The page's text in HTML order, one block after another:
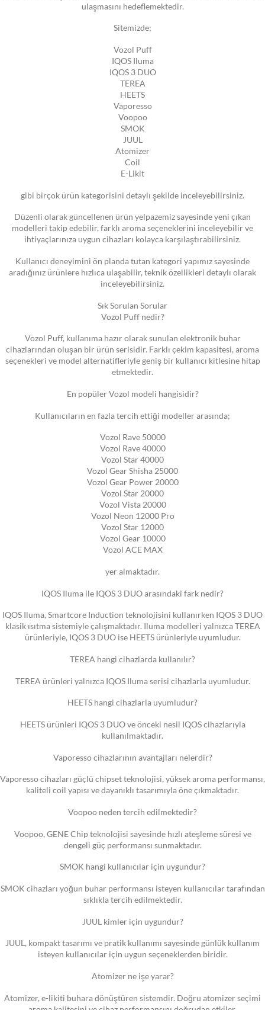
ulaşmasını hedeflemektedir.
Sitemizde;
Vozol Puff
IQOS Iluma
IQOS 3 DUO
TEREA
HEETS
Vaporesso
Voopoo
SMOK
JUUL
Atomizer
Coil
E-Likit
gibi birçok ürün kategorisini detaylı şekilde inceleyebilirsiniz.
Düzenli olarak güncellenen ürün yelpazemiz sayesinde yeni çıkan
modelleri takip edebilir, farklı aroma seçeneklerini inceleyebilir ve
ihtiyaçlarınıza uygun cihazları kolayca karşılaştırabilirsiniz.
Kullanıcı deneyimini ön planda tutan kategori yapımız sayesinde
aradığınız ürünlere hızlıca ulaşabilir, teknik özellikleri detaylı olarak
inceleyebilirsiniz.
Sık Sorulan Sorular
Vozol Puff nedir?
Vozol Puff, kullanıma hazır olarak sunulan elektronik buhar
cihazlarından oluşan bir ürün serisidir. Farklı çekim kapasitesi, aroma
seçenekleri ve model alternatifleriyle geniş bir kullanıcı kitlesine hitap
etmektedir.
En popüler Vozol modeli hangisidir?
Kullanıcıların en fazla tercih ettiği modeller arasında;
Vozol Rave 50000
Vozol Rave 40000
Vozol Star 40000
Vozol Gear Shisha 25000
Vozol Gear Power 20000
Vozol Star 20000
Vozol Vista 20000
Vozol Neon 12000 Pro
Vozol Star 12000
Vozol Gear 10000
Vozol ACE MAX
yer almaktadır.
IQOS Iluma ile IQOS 3 DUO arasındaki fark nedir?
IQOS Iluma, Smartcore Induction teknolojisini kullanırken IQOS 3 DUO
klasik ısıtma sistemiyle çalışmaktadır. Iluma modelleri yalnızca TEREA
ürünleriyle, IQOS 3 DUO ise HEETS ürünleriyle uyumludur.
TEREA hangi cihazlarda kullanılır?
TEREA ürünleri yalnızca IQOS Iluma serisi cihazlarla uyumludur.
HEETS hangi cihazlarla uyumludur?
HEETS ürünleri IQOS 3 DUO ve önceki nesil IQOS cihazlarıyla
kullanılmaktadır.
Vaporesso cihazlarının avantajları nelerdir?
Vaporesso cihazları güçlü chipset teknolojisi, yüksek aroma performansı,
kaliteli coil yapısı ve dayanıklı tasarımıyla öne çıkmaktadır.
Voopoo neden tercih edilmektedir?
Voopoo, GENE Chip teknolojisi sayesinde hızlı ateşleme süresi ve
dengeli güç performansı sunmaktadır.
SMOK hangi kullanıcılar için uygundur?
SMOK cihazları yoğun buhar performansı isteyen kullanıcılar tarafından
sıklıkla tercih edilmektedir.
JUUL kimler için uygundur?
JUUL, kompakt tasarımı ve pratik kullanımı sayesinde günlük kullanım
isteyen kullanıcılar için uygun seçeneklerden biridir.
Atomizer ne işe yarar?
Atomizer, e-likiti buhara dönüştüren sistemdir. Doğru atomizer seçimi